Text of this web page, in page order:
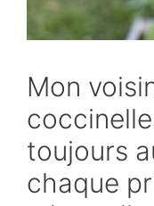
Mon
toujours
chaque